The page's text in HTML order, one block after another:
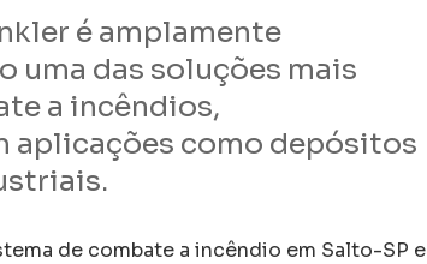
é amplamente
uma das soluções mais
a incêndios,
aplicações como depósitos
de combate a incêndio em Salto-SP e